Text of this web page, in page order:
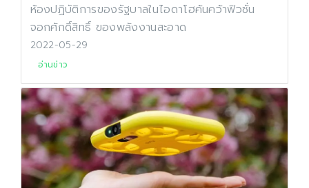
ห้องปฏิบัติการของรัฐบาลในไอดาโฮค้นคว้าฟิวชั่น
จอกศักดิ์สิทธิ์ ของพลังงานสะอาด
2022-05-29
อ่านข่าว